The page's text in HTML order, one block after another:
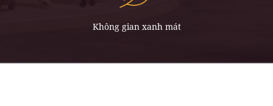
Không gian xanh mát